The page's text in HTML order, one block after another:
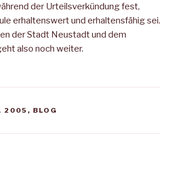
der Urteilsverkündung fest,
erhaltenswert und erhaltensfähig sei.
der Stadt Neustadt und dem
also noch weiter.
2005 , BLOG